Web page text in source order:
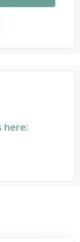
here: